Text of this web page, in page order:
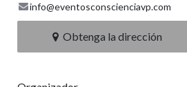
info@eventosconscienciavp.com
Obtenga la dirección